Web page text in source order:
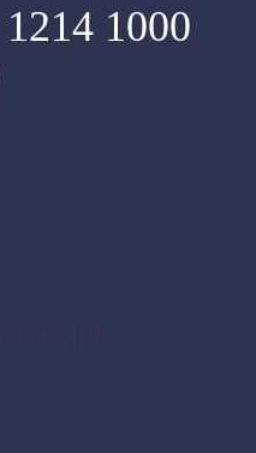
1000